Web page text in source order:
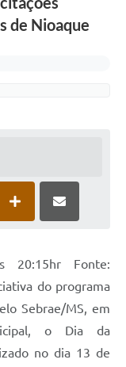
de Nioaque
20:15hr Fonte:
do programa
Sebrae/MS, em
o Dia da
no dia 13 de